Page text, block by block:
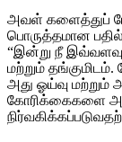
அவள் களைத்துப்
பொருத்தமான
“இன்று நீ
மற்றும்
அது ஓய்வு
கோரிக்கைகளை